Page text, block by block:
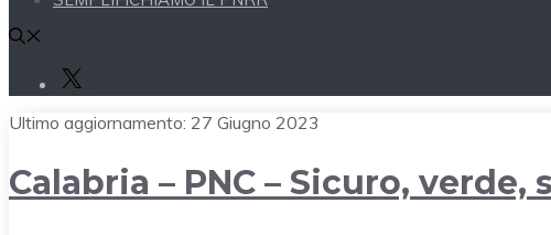
Ultimo aggiornamento: 27 Giugno 2023
Calabria – PNC – Sicuro, verde,